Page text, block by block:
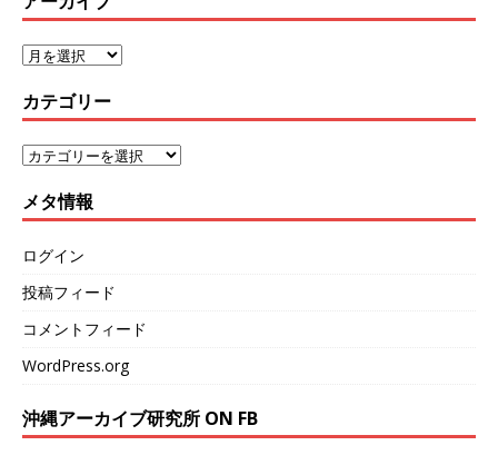
カテゴリー
メタ情報
ログイン
投稿フィード
コメントフィード
WordPress.org
沖縄アーカイブ研究所 ON FB